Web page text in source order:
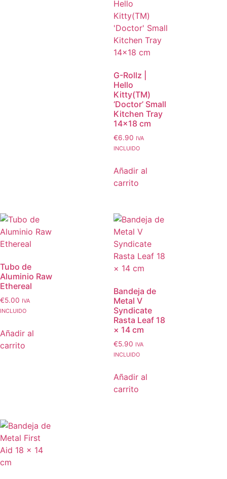
G-Rollz |
Hello
Kitty(TM)
‘Doctor’ Small
Kitchen Tray
14×18 cm
€6.90 IVA
INCLUIDO
Añadir al
carrito
Tubo de
Aluminio Raw
Ethereal
€5.00 IVA
INCLUIDO
Añadir al
carrito
Bandeja de
Metal V
Syndicate
Rasta Leaf 18
× 14 cm
€5.90 IVA
INCLUIDO
Añadir al
carrito